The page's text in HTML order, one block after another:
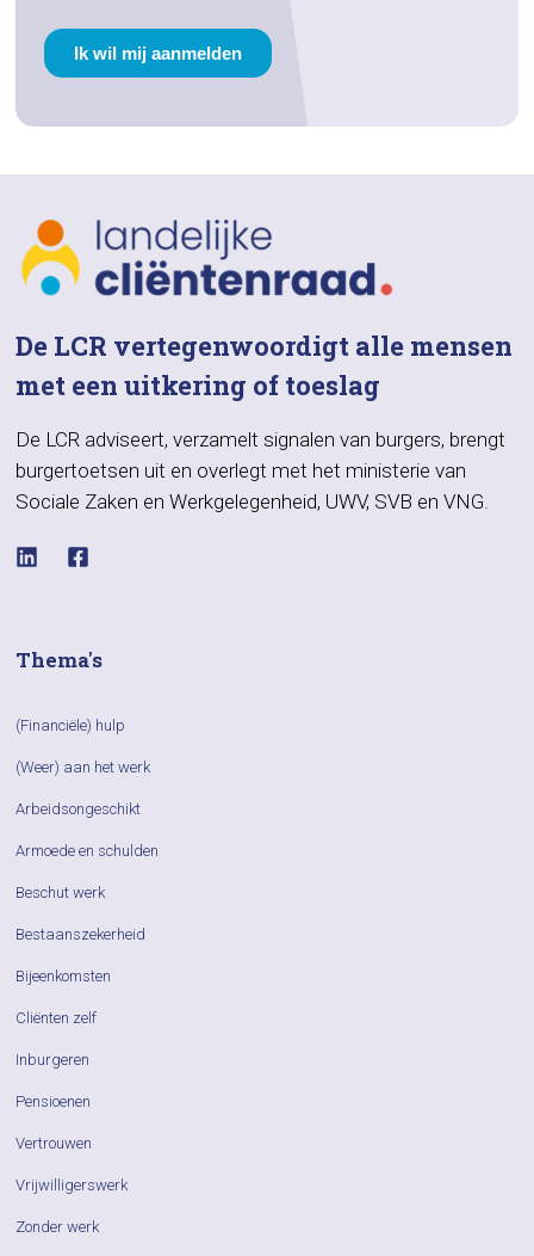
De LCR vertegenwoordigt alle mensen
met een uitkering of toeslag
De LCR adviseert, verzamelt signalen van burgers, brengt
burgertoetsen uit en overlegt met het ministerie van
Sociale Zaken en Werkgelegenheid, UWV, SVB en VNG.
Thema's
(Financiële) hulp
(Weer) aan het werk
Arbeidsongeschikt
Armoede en schulden
Beschut werk
Bestaanszekerheid
Bijeenkomsten
Cliënten zelf
Inburgeren
Pensioenen
Vertrouwen
Vrijwilligerswerk
Zonder werk